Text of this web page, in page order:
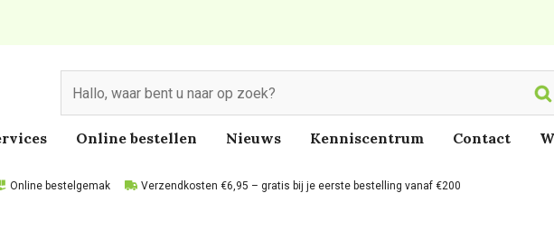
Online bestellen Nieuws Kenniscentrum Contact
Online bestelgemak Verzendkosten €6,95 – gratis bij je eerste bestelling vanaf €200